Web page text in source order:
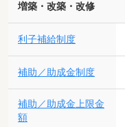
増築・改築・改修
利子補給制度
補助／助成金制度
補助／助成金上限金
額